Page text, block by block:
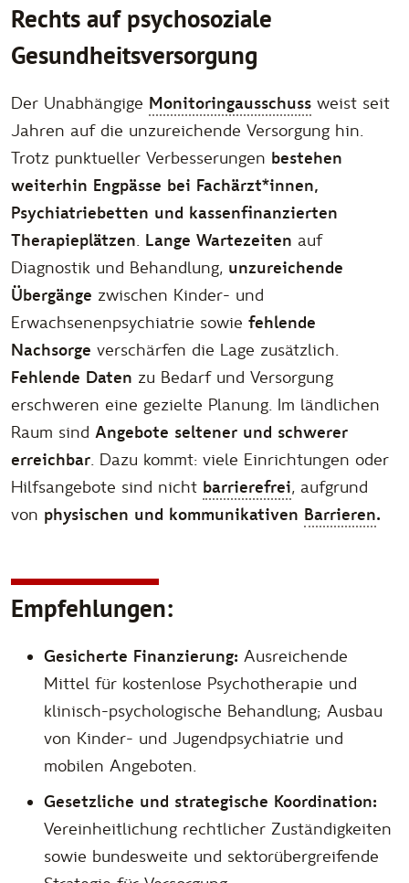
Rechts auf psychosoziale
Gesundheitsversorgung
Der Unabhängige Monitoringausschuss weist seit
Jahren auf die unzureichende Versorgung hin.
Trotz punktueller Verbesserungen bestehen
weiterhin Engpässe bei Fachärzt*innen,
Psychiatriebetten und kassenfinanzierten
Therapieplätzen. Lange Wartezeiten auf
Diagnostik und Behandlung, unzureichende
Übergänge zwischen Kinder- und
Erwachsenenpsychiatrie sowie fehlende
Nachsorge verschärfen die Lage zusätzlich.
Fehlende Daten zu Bedarf und Versorgung
erschweren eine gezielte Planung. Im ländlichen
Raum sind Angebote seltener und schwerer
erreichbar. Dazu kommt: viele Einrichtungen oder
Hilfsangebote sind nicht barrierefrei, aufgrund
von physischen und kommunikativen Barrieren.
Empfehlungen:
Gesicherte Finanzierung: Ausreichende
Mittel für kostenlose Psychotherapie und
klinisch-psychologische Behandlung; Ausbau
von Kinder- und Jugendpsychiatrie und
mobilen Angeboten.
Gesetzliche und strategische Koordination:
Vereinheitlichung rechtlicher Zuständigkeiten
sowie bundesweite und sektorübergreifende